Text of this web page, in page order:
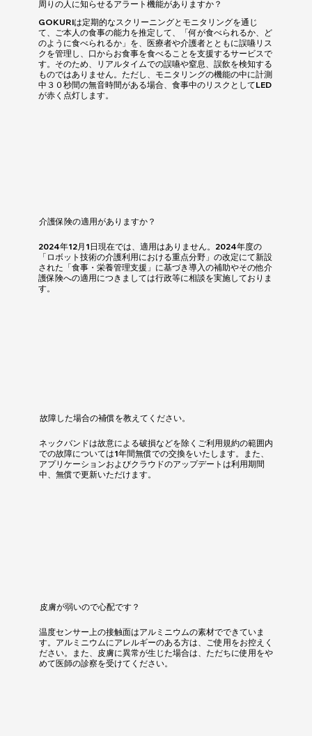
周りの人に知らせるアラート機能がありますか？
GOKURIは定期的なスクリーニングとモニタリングを通じ
て、ご本人の食事の能力を推定して、「何が食べられるか、ど
のように食べられるか」を、医療者や介護者とともに誤嚥リス
クを管理し、口からお食事を食べることを支援するサービスで
す。そのため、リアルタイムでの誤嚥や窒息、誤飲を検知する
ものではありません。ただし、モニタリングの機能の中に計測
中３０秒間の無音時間がある場合、食事中のリスクとしてLED
が赤く点灯します。
介護保険の適用がありますか？
2024年12月1日現在では、適用はありません。2024年度の
「ロボット技術の介護利用における重点分野」の改定にて新設
された「食事・栄養管理支援」に基づき導入の補助やその他介
護保険への適用につきましては行政等に相談を実施しておりま
す。
故障した場合の補償を教えてください。
ネックバンドは故意による破損などを除くご利用規約の範囲内
での故障については1年間無償での交換をいたします。また、
アプリケーションおよびクラウドのアップデートは利用期間
中、無償で更新いただけます。
皮膚が弱いので心配です？
温度センサー上の接触面はアルミニウムの素材でできていま
す。アルミニウムにアレルギーのある方は、ご使用をお控えく
ださい。また、皮膚に異常が生じた場合は、ただちに使用をや
めて医師の診察を受けてください。